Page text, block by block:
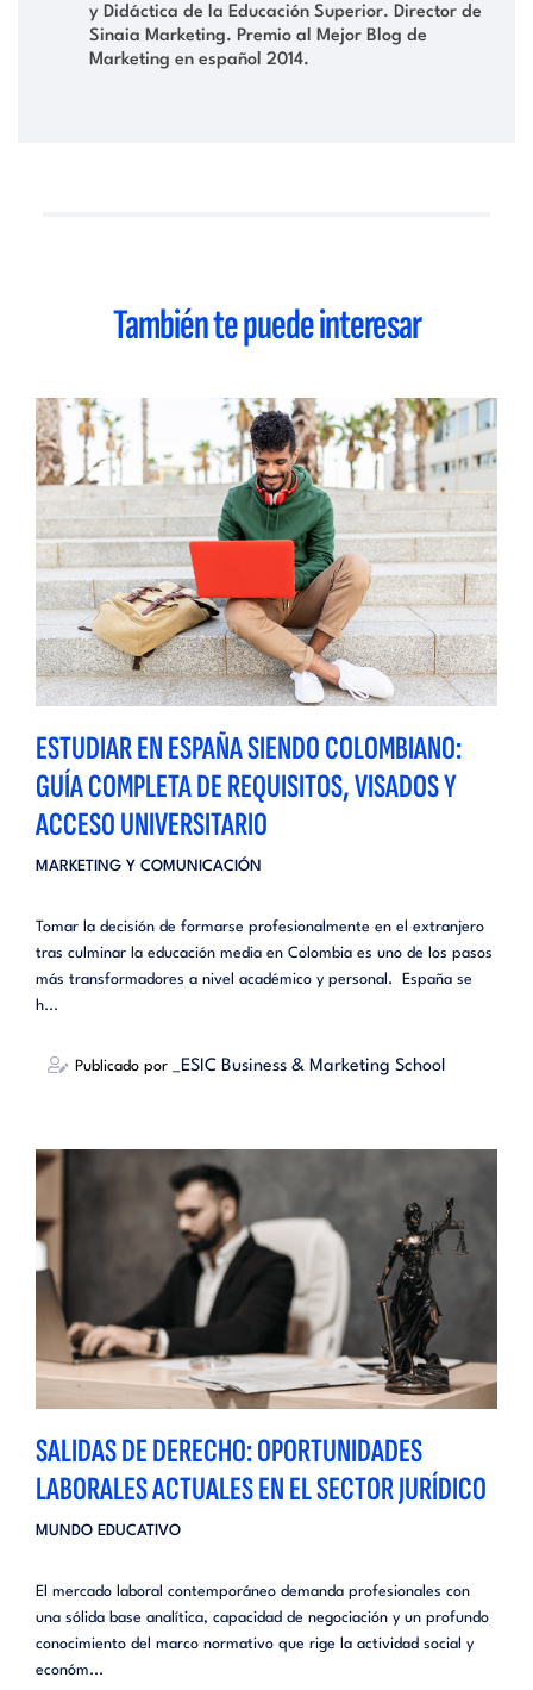
y Didáctica de la Educación Superior. Director de
Sinaia Marketing. Premio al Mejor Blog de
Marketing en español 2014.
También te puede interesar
ESTUDIAR EN ESPAÑA SIENDO COLOMBIANO:
GUÍA COMPLETA DE REQUISITOS, VISADOS Y
ACCESO UNIVERSITARIO
MARKETING Y COMUNICACIÓN
Tomar la decisión de formarse profesionalmente en el extranjero
tras culminar la educación media en Colombia es uno de los pasos
más transformadores a nivel académico y personal. España se
h...
Publicado por _ESIC Business & Marketing School
SALIDAS DE DERECHO: OPORTUNIDADES
LABORALES ACTUALES EN EL SECTOR JURÍDICO
MUNDO EDUCATIVO
El mercado laboral contemporáneo demanda profesionales con
una sólida base analítica, capacidad de negociación y un profundo
conocimiento del marco normativo que rige la actividad social y
económ...